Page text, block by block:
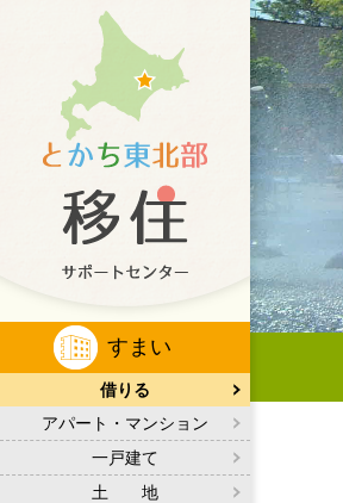
すまい
借りる
アパート・マンション
一戸建て
土 地